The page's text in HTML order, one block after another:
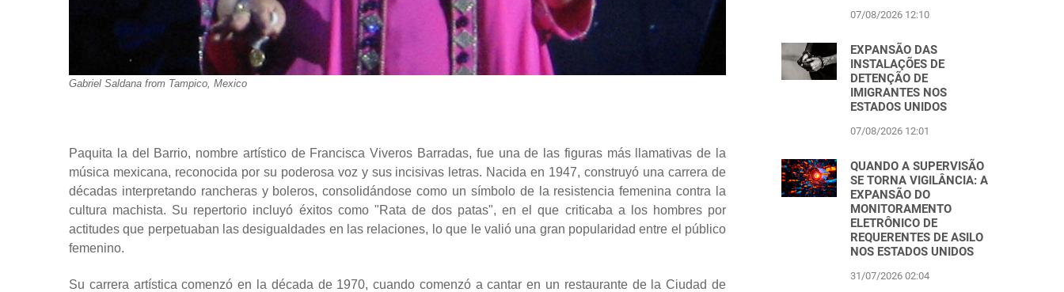
Gabriel Saldana from Tampico, Mexico
Paquita la del Barrio, nombre artístico de Francisca Viveros Barradas, fue una de las figuras más llamativas de la
música mexicana, reconocida por su poderosa voz y sus incisivas letras. Nacida en 1947, construyó una carrera de
décadas interpretando rancheras y boleros, consolidándose como un símbolo de la resistencia femenina contra la
cultura machista. Su repertorio incluyó éxitos como "Rata de dos patas", en el que criticaba a los hombres por
actitudes que perpetuaban las desigualdades en las relaciones, lo que le valió una gran popularidad entre el público
femenino.
Su carrera artística comenzó en la década de 1970, cuando comenzó a cantar en un restaurante de la Ciudad de
07/08/2026 12:10
EXPANSÃO DAS
INSTALAÇÕES DE
DETENÇÃO DE
IMIGRANTES NOS
ESTADOS UNIDOS
07/08/2026 12:01
QUANDO A SUPERVISÃO
SE TORNA VIGILÂNCIA: A
EXPANSÃO DO
MONITORAMENTO
ELETRÔNICO DE
REQUERENTES DE ASILO
NOS ESTADOS UNIDOS
31/07/2026 02:04